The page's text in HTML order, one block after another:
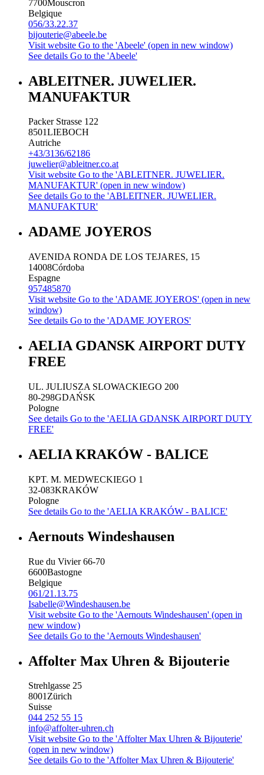
7700Mouscron
Belgique
056/33.22.37
bijouterie@abeele.be
Visit website Go to the 'Abeele' (open in new window)
See details Go to the 'Abeele'
ABLEITNER. JUWELIER.
MANUFAKTUR
Packer Strasse 122
8501LIEBOCH
Autriche
+43/3136/62186
juwelier@ableitner.co.at
Visit website Go to the 'ABLEITNER. JUWELIER.
MANUFAKTUR' (open in new window)
See details Go to the 'ABLEITNER. JUWELIER.
MANUFAKTUR'
ADAME JOYEROS
AVENIDA RONDA DE LOS TEJARES, 15
14008Córdoba
Espagne
957485870
Visit website Go to the 'ADAME JOYEROS' (open in new
window)
See details Go to the 'ADAME JOYEROS'
AELIA GDANSK AIRPORT DUTY
FREE
UL. JULIUSZA SLOWACKIEGO 200
80-298GDAŃSK
Pologne
See details Go to the 'AELIA GDANSK AIRPORT DUTY
FREE'
AELIA KRAKÓW - BALICE
KPT. M. MEDWECKIEGO 1
32-083KRAKÓW
Pologne
See details Go to the 'AELIA KRAKÓW - BALICE'
Aernouts Windeshausen
Rue du Vivier 66-70
6600Bastogne
Belgique
061/21.13.75
Isabelle@Windeshausen.be
Visit website Go to the 'Aernouts Windeshausen' (open in
new window)
See details Go to the 'Aernouts Windeshausen'
Affolter Max Uhren & Bijouterie
Strehlgasse 25
8001Zürich
Suisse
044 252 55 15
info@affolter-uhren.ch
Visit website Go to the 'Affolter Max Uhren & Bijouterie'
(open in new window)
See details Go to the 'Affolter Max Uhren & Bijouterie'